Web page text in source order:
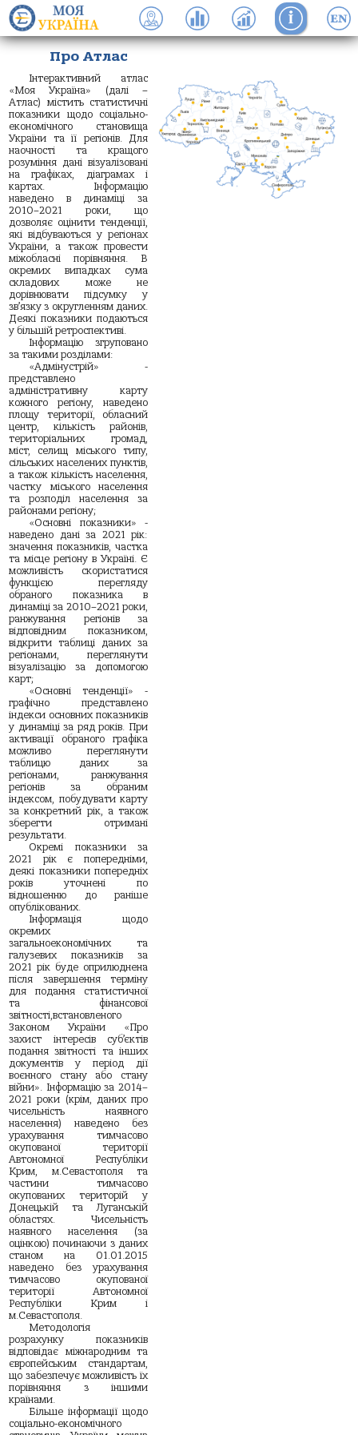
Про Атлас
Інтерактивний атлас
«Моя Україна» (далі –
Атлас) містить статистичні
показники щодо соціально-
економічного становища
України та її регіонів. Для
наочності та кращого
розуміння дані візуалізовані
на графіках, діаграмах і
картах. Інформацію
наведено в динаміці за
2010–2021 роки, що
дозволяє оцінити тенденції,
які відбуваються у регіонах
України, а також провести
міжобласні порівняння. В
окремих випадках сума
складових може не
дорівнювати підсумку у
зв’язку з округленням даних.
Деякі показники подаються
у більшій ретроспективі.
Інформацію згруповано
за такими розділами:
«Адмінустрій» -
представлено
адміністративну карту
кожного регіону, наведено
площу території, обласний
центр, кількість районів,
територіальних громад,
міст, селищ міського типу,
сільських населених пунктів,
а також кількість населення,
частку міського населення
та розподіл населення за
районами регіону;
«Основні показники» -
наведено дані за 2021 рік:
значення показників, частка
та місце регіону в Україні. Є
можливість скористатися
функцією перегляду
обраного показника в
динаміці за 2010–2021 роки,
ранжування регіонів за
відповідним показником,
відкрити таблиці даних за
регіонами, переглянути
візуалізацію за допомогою
карт;
«Основні тенденції» -
графічно представлено
індекси основних показників
у динаміці за ряд років. При
активації обраного графіка
можливо переглянути
таблицю даних за
регіонами, ранжування
регіонів за обраним
індексом, побудувати карту
за конкретний рік, а також
зберегти отримані
результати.
Окремі показники за
2021 рік є попередніми,
деякі показники попередніх
років уточнені по
відношенню до раніше
опублікованих.
Інформація щодо
окремих
загальноекономічних та
галузевих показників за
2021 рік буде оприлюднена
після завершення терміну
для подання статистичної
та фінансової
звітності,встановленого
Законом України «Про
захист інтересів суб’єктів
подання звітності та інших
документів у період дії
воєнного стану або стану
війни». Інформацію за 2014–
2021 роки (крім, даних про
чисельність наявного
населення) наведено без
урахування тимчасово
окупованої території
Автономної Республіки
Крим, м.Севастополя та
частини тимчасово
окупованих територій у
Донецькій та Луганській
областях. Чисельність
наявного населення (за
оцінкою) починаючи з даних
станом на 01.01.2015
наведено без урахування
тимчасово окупованої
території Автономної
Республіки Крим і
м.Севастополя.
Методологія
розрахунку показників
відповідає міжнародним та
європейським стандартам,
що забезпечує можливість їх
порівняння з іншими
країнами.
Більше інформації щодо
соціально-економічного